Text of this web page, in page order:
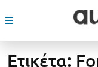
Ετικέτα: